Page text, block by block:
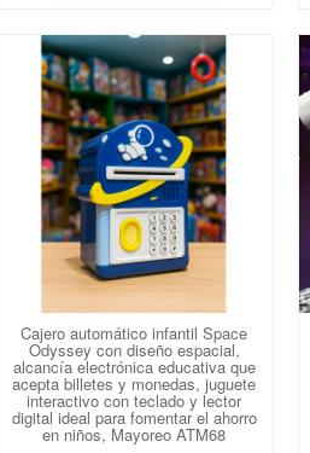
Cajero automático infantil Space
Odyssey con diseño espacial,
alcancía electrónica educativa que
acepta billetes y monedas, juguete
interactivo con teclado y lector
digital ideal para fomentar el ahorro
en niños, Mayoreo ATM68